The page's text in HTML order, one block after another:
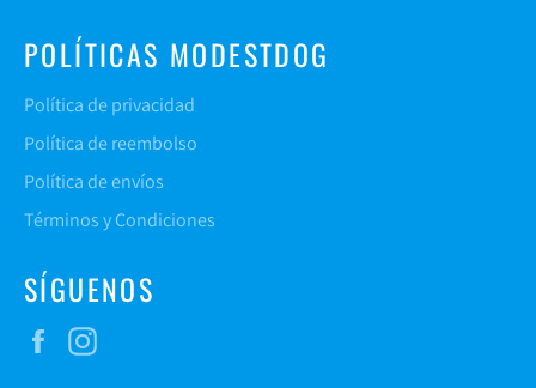
POLÍTICAS MODESTDOG
Política de privacidad
Política de reembolso
Política de envíos
Términos y Condiciones
SÍGUENOS
Facebook